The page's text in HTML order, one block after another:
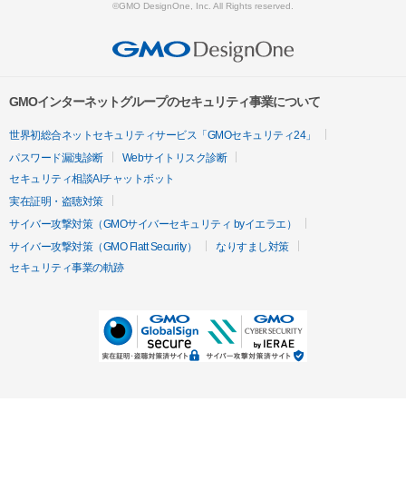
©GMO DesignOne, Inc. All Rights reserved.
GMOインターネットグループのセキュリティ事業について
世界初総合ネットセキュリティサービス「GMOセキュリティ24」
パスワード漏洩診断
Webサイトリスク診断
セキュリティ相談AIチャットボット
実在証明・盗聴対策
サイバー攻撃対策（GMOサイバーセキュリティ byイエラエ）
サイバー攻撃対策（GMO Flatt Security）
なりすまし対策
セキュリティ事業の軌跡